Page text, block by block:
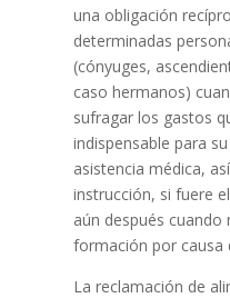
una obligación
determinadas
(cónyuges,
caso hermanos)
sufragar los gastos
indispensable para
asistencia médica,
instrucción, si fuere
aún después
formación por causa
La reclamación de